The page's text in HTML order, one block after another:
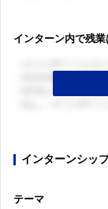
インターン内で残
インターンシッ
テーマ